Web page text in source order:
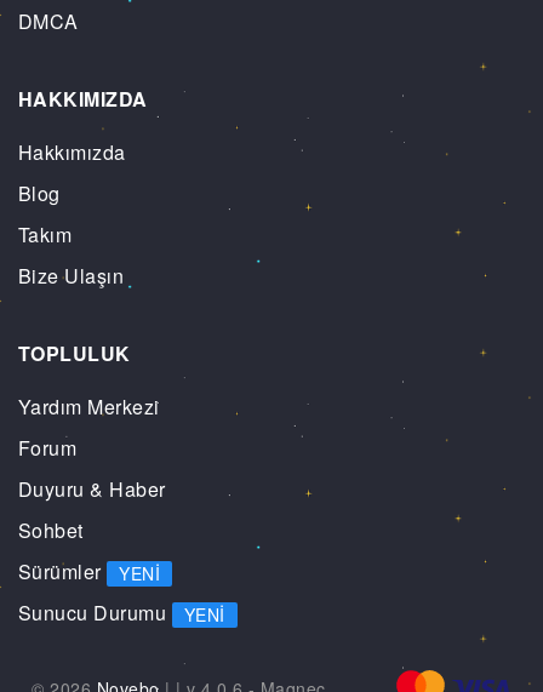
DMCA
HAKKIMIZDA
Hakkımızda
Blog
Takım
Bize Ulaşın
TOPLULUK
Yardım Merkezi
Forum
Duyuru & Haber
Sohbet
Sürümler YENI
Sunucu Durumu YENI